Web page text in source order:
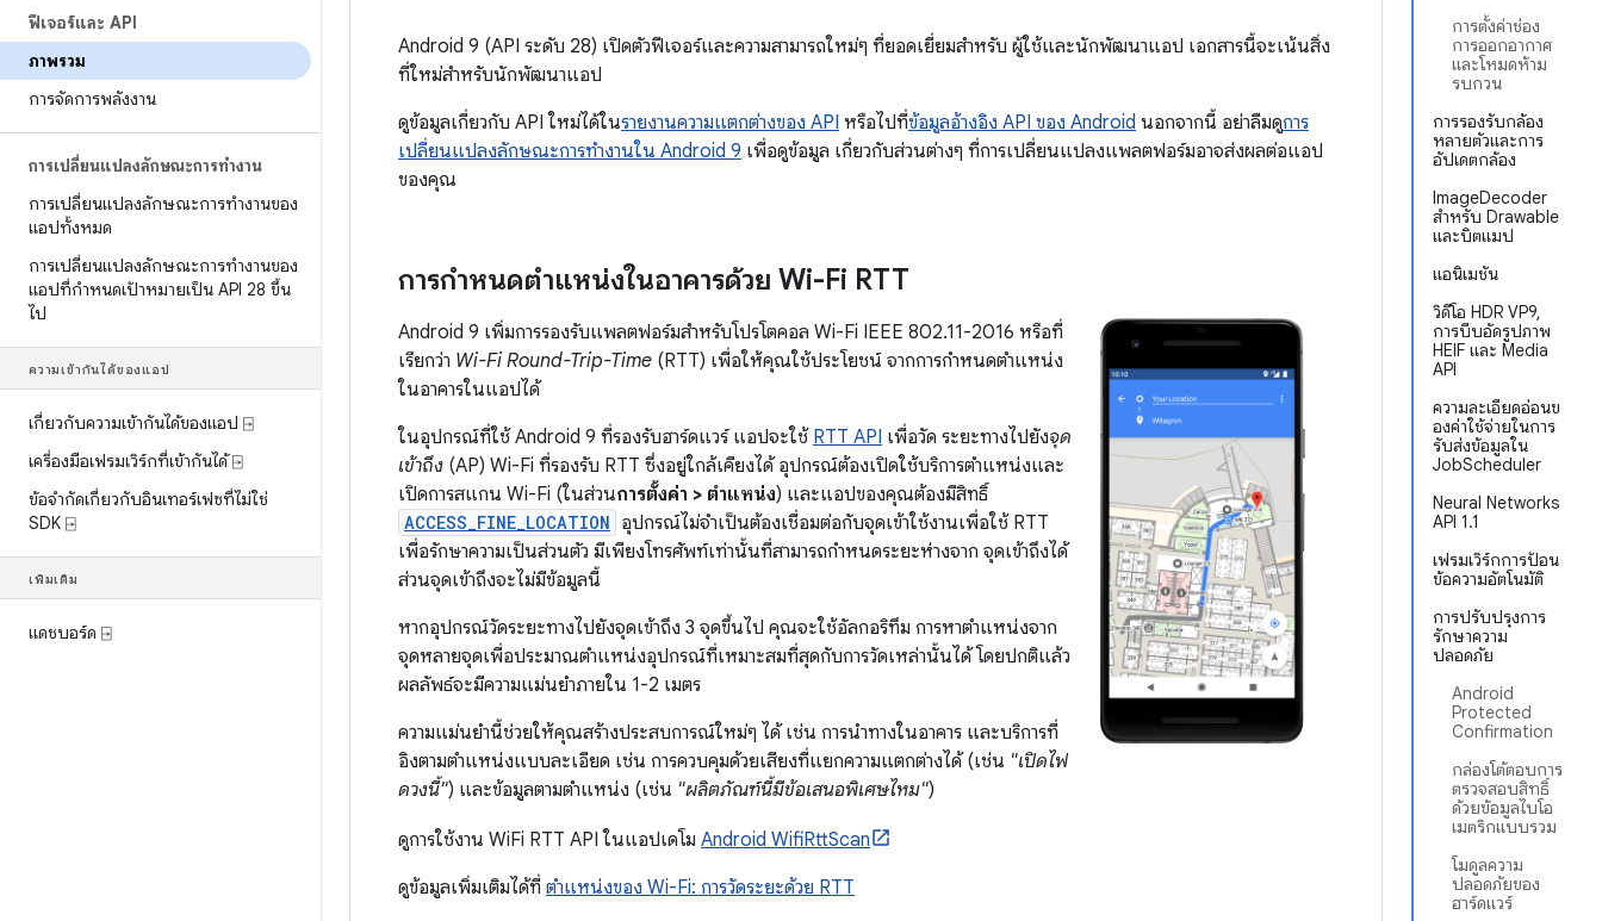
ฟีเจอร์และ API
ภาพรวม
การจัดการพลังงาน
การเปลี่ยนแปลงลักษณะการทำงาน
การเปลี่ยนแปลงลักษณะการทำงานของ
แอปทั้งหมด
การเปลี่ยนแปลงลักษณะการทำงานของ
แอปที่กำหนดเป้าหมายเป็น API 28 ขึ้น
ไป
ความเข้ากันได้ของแอป
เกี่ยวกับความเข้ากันได้ของแอป ⍈
เครื่องมือเฟรมเวิร์กที่เข้ากันได้ ⍈
ข้อจำกัดเกี่ยวกับอินเทอร์เฟซที่ไม่ใช่
SDK ⍈
เพิ่มเติม
แดชบอร์ด ⍈
การตั้งค่าช่อง
การออกอากาศ
และโหมดห้าม
รบกวน
การรองรับกล้อง
หลายตัวและการ
อัปเดตกล้อง
ImageDecoder
สำหรับ Drawable
และบิตแมป
แอนิเมชัน
วิดีโอ HDR VP9,
การบีบอัดรูปภาพ
HEIF และ Media
API
ความละเอียดอ่อนข
องค่าใช้จ่ายในการ
รับส่งข้อมูลใน
JobScheduler
Neural Networks
API 1.1
เฟรมเวิร์กการป้อน
ข้อความอัตโนมัติ
การปรับปรุงการ
รักษาความ
ปลอดภัย
Android
Protected
Confirmation
กล่องโต้ตอบการ
ตรวจสอบสิทธิ์
ด้วยข้อมูลไบโอ
เมตริกแบบรวม
โมดูลความ
ปลอดภัยของ
ฮาร์ดแวร์
Android 9 (API ระดับ 28) เปิดตัวฟีเจอร์และความสามารถใหม่ๆ ที่ยอดเยี่ยมสำหรับ ผู้ใช้และนักพัฒนาแอป เอกสารนี้จะเน้นสิ่ง
ที่ใหม่สำหรับนักพัฒนาแอป
ดูข้อมูลเกี่ยวกับ API ใหม่ได้ในรายงานความแตกต่างของ API หรือไปที่ข้อมูลอ้างอิง API ของ Android นอกจากนี้ อย่าลืมดูการ
เปลี่ยนแปลงลักษณะการทำงานใน Android 9 เพื่อดูข้อมูล เกี่ยวกับส่วนต่างๆ ที่การเปลี่ยนแปลงแพลตฟอร์มอาจส่งผลต่อแอป
ของคุณ
การกำหนดตำแหน่งในอาคารด้วย Wi-Fi RTT
Android 9 เพิ่มการรองรับแพลตฟอร์มสำหรับโปรโตคอล Wi-Fi IEEE 802.11-2016 หรือที่
เรียกว่า Wi-Fi Round-Trip-Time (RTT) เพื่อให้คุณใช้ประโยชน์ จากการกำหนดตำแหน่ง
ในอาคารในแอปได้
ในอุปกรณ์ที่ใช้ Android 9 ที่รองรับฮาร์ดแวร์ แอปจะใช้ RTT API เพื่อวัด ระยะทางไปยังจุด
เข้าถึง (AP) Wi-Fi ที่รองรับ RTT ซึ่งอยู่ใกล้เคียงได้ อุปกรณ์ต้องเปิดใช้บริการตำแหน่งและ
เปิดการสแกน Wi-Fi (ในส่วนการตั้งค่า > ตำแหน่ง) และแอปของคุณต้องมีสิทธิ์
ACCESS_FINE_LOCATION อุปกรณ์ไม่จำเป็นต้องเชื่อมต่อกับจุดเข้าใช้งานเพื่อใช้ RTT
เพื่อรักษาความเป็นส่วนตัว มีเพียงโทรศัพท์เท่านั้นที่สามารถกำหนดระยะห่างจาก จุดเข้าถึงได้
ส่วนจุดเข้าถึงจะไม่มีข้อมูลนี้
หากอุปกรณ์วัดระยะทางไปยังจุดเข้าถึง 3 จุดขึ้นไป คุณจะใช้อัลกอริทึม การหาตำแหน่งจาก
จุดหลายจุดเพื่อประมาณตำแหน่งอุปกรณ์ที่เหมาะสมที่สุดกับการวัดเหล่านั้นได้ โดยปกติแล้ว
ผลลัพธ์จะมีความแม่นยำภายใน 1-2 เมตร
ความแม่นยำนี้ช่วยให้คุณสร้างประสบการณ์ใหม่ๆ ได้ เช่น การนำทางในอาคาร และบริการที่
อิงตามตำแหน่งแบบละเอียด เช่น การควบคุมด้วยเสียงที่แยกความแตกต่างได้ (เช่น "เปิดไฟ
ดวงนี้") และข้อมูลตามตำแหน่ง (เช่น "ผลิตภัณฑ์นี้มีข้อเสนอพิเศษไหม")
ดูการใช้งาน WiFi RTT API ในแอปเดโม Android WifiRttScan
ดูข้อมูลเพิ่มเติมได้ที่ ตำแหน่งของ Wi-Fi: การวัดระยะด้วย RTT